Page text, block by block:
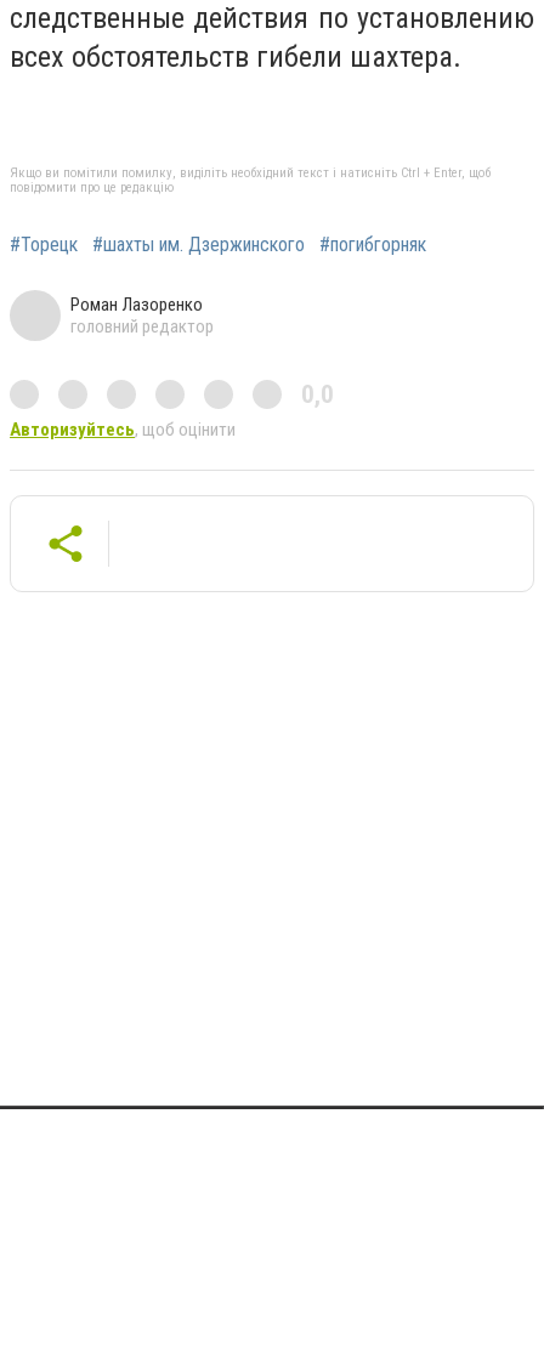
следственные действия по установлению
всех обстоятельств гибели шахтера.
Якщо ви помітили помилку, виділіть необхідний текст і натисніть Ctrl + Enter, щоб
повідомити про це редакцію
#Торецк #шахты им. Дзержинского #погибгорняк
Роман Лазоренко
головний редактор
0,0
Авторизуйтесь, щоб оцінити